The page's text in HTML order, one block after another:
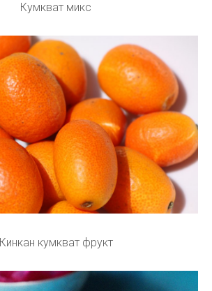
Кумкват микс
Кинкан кумкват фрукт